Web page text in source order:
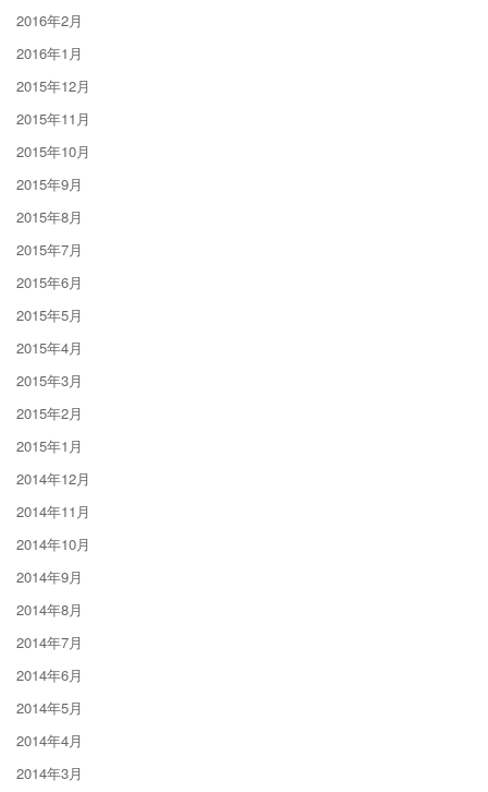
2016年2月
2016年1月
2015年12月
2015年11月
2015年10月
2015年9月
2015年8月
2015年7月
2015年6月
2015年5月
2015年4月
2015年3月
2015年2月
2015年1月
2014年12月
2014年11月
2014年10月
2014年9月
2014年8月
2014年7月
2014年6月
2014年5月
2014年4月
2014年3月